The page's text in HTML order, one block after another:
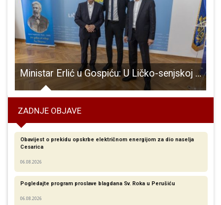
Ministar Erlić u Gospiću: U Ličko-senjskoj županiji potpisani ugovori za projekte vrijedne preko 630.000 eura
ZADNJE OBJAVE
Obavijest o prekidu opskrbe električnom energijom za dio naselja
Cesarica
06.08.2026
Pogledajte program proslave blagdana Sv. Roka u Perušiću
06.08.2026